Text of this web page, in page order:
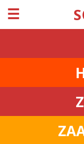
☰